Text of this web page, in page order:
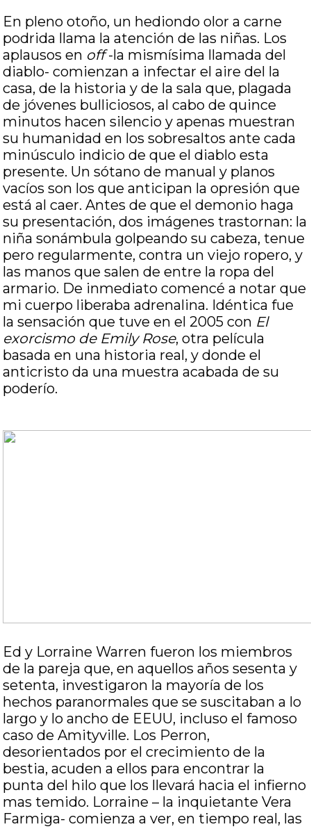
En pleno otoño, un hediondo olor a carne
podrida llama la atención de las niñas. Los
aplausos en off-la mismísima llamada del
diablo- comienzan a infectar el aire del la
casa, de la historia y de la sala que, plagada
de jóvenes bulliciosos, al cabo de quince
minutos hacen silencio y apenas muestran
su humanidad en los sobresaltos ante cada
minúsculo indicio de que el diablo esta
presente. Un sótano de manual y planos
vacíos son los que anticipan la opresión que
está al caer. Antes de que el demonio haga
su presentación, dos imágenes trastornan: la
niña sonámbula golpeando su cabeza, tenue
pero regularmente, contra un viejo ropero, y
las manos que salen de entre la ropa del
armario. De inmediato comencé a notar que
mi cuerpo liberaba adrenalina. Idéntica fue
la sensación que tuve en el 2005 con El
exorcismo de Emily Rose, otra película
basada en una historia real, y donde el
anticristo da una muestra acabada de su
poderío.
Ed y Lorraine Warren fueron los miembros
de la pareja que, en aquellos años sesenta y
setenta, investigaron la mayoría de los
hechos paranormales que se suscitaban a lo
largo y lo ancho de EEUU, incluso el famoso
caso de Amityville. Los Perron,
desorientados por el crecimiento de la
bestia, acuden a ellos para encontrar la
punta del hilo que los llevará hacia el infierno
mas temido. Lorraine – la inquietante Vera
Farmiga- comienza a ver, en tiempo real, las